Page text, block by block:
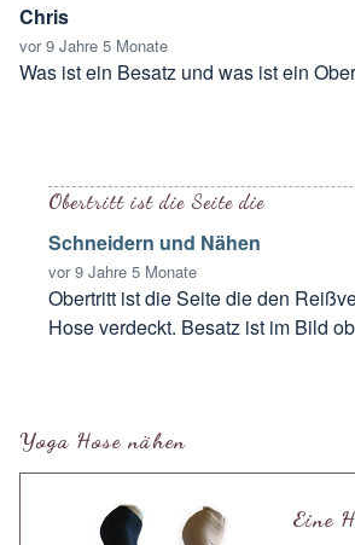
Chris
vor 9 Jahre 5 Monate
Was ist ein Besatz und was ist ein
Obertritt ist die Seite die
Schneidern und Nähen
vor 9 Jahre 5 Monate
Obertritt ist die Seite die den
Hose verdeckt. Besatz ist im Bild
Yoga Hose nähen
Eine